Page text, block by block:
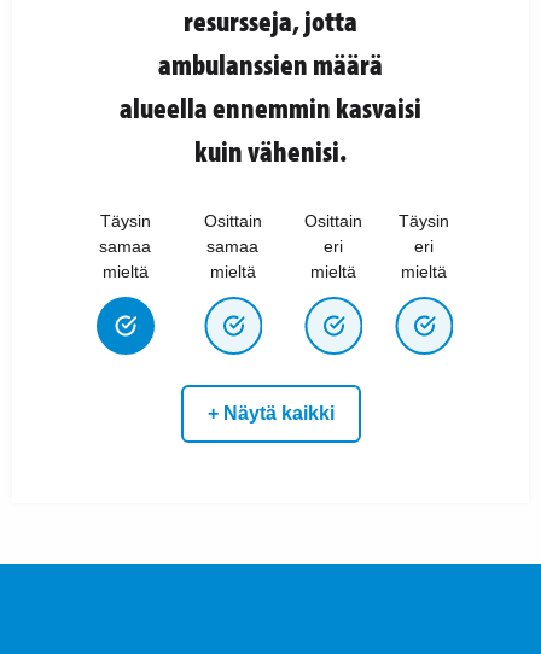
resursseja, jotta
ambulanssien määrä
alueella ennemmin kasvaisi
kuin vähenisi.
Täysin
samaa
mieltä
Osittain
samaa
mieltä
Osittain
eri
mieltä
Täysin
eri
mieltä
+ Näytä kaikki